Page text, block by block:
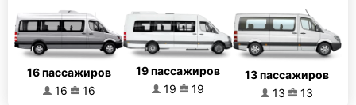
16 пассажиров
16
16
19 пассажиров
19
19
13 пассажиров
13
13